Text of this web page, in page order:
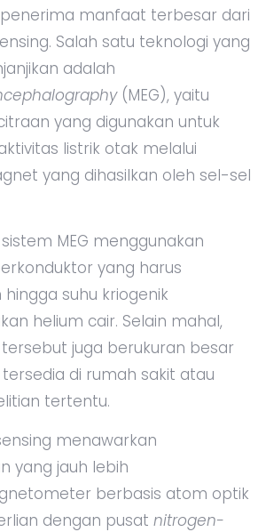
manfaat terbesar dari
Salah satu teknologi yang
adalah
(MEG), yaitu
yang digunakan untuk
listrik otak melalui
yang dihasilkan oleh sel-sel
MEG menggunakan
yang harus
hingga suhu kriogenik
helium cair. Selain mahal,
juga berukuran besar
di rumah sakit atau
tertentu.
menawarkan
yang jauh lebih
berbasis atom optik
dengan pusat nitrogen-